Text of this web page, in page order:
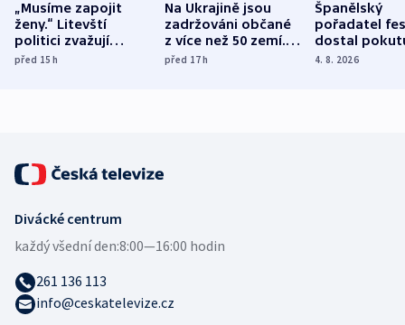
„Musíme zapojit
ženy.“ Litevští
politici zvažují
dohodu o
před 15h
Na Ukrajině jsou
zadržováni občané
z více než 50 zemí.
Bojovali na straně
před 17h
Španělský
pořadatel
dostal
nekalé
4. 8. 2026
Divácké centrum
každý všední den:8:00—16:00 hodin
261 136 113
info@ceskatelevize.cz